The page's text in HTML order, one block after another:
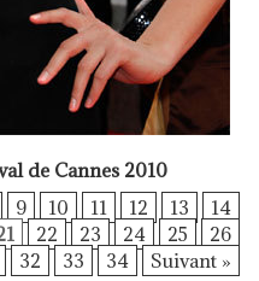
de Cannes 2010
9 10 11 12 13
14
22 23 24 25
26
32 33 34 Suivant »